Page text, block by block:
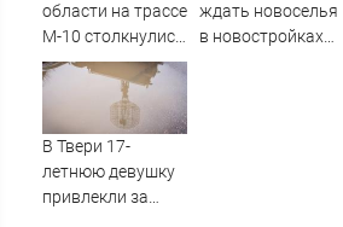
области на трассе
М-10 столкнулись
три фуры
ждать новоселья
в новостройках
В Твери 17-
летнюю девушку
привлекли за